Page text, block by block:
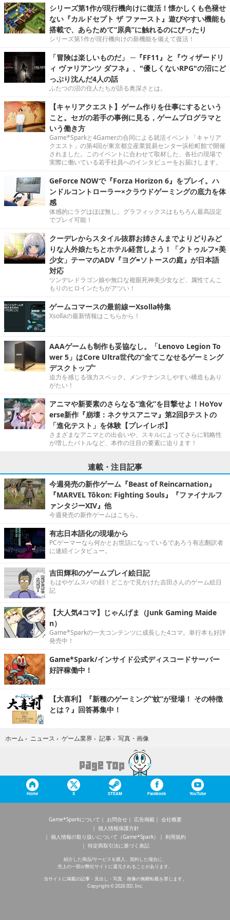
シリーズ第1作が現行機向けに復活！懐かしくも色褪せ
ない『カルドセプト ザ ファースト』遊びやすい機能も
搭載で、あらためて“原典”に触れるのにぴったり
シリーズ第1作が現行機向けの新機能を備えて復活！
「冒険は楽しいものだ」 ─『FF11』と『ウィザードリ
ィ ヴァリアンツ ダフネ』、"優しくないRPG"の沼にど
っぷり沈んだ4人の話
ふたつの沼の住人たちが語る奥深さとは。
【キャリアクエスト】ゲーム作りを仕事にするという
こと。セガの若手の事例に見る，ゲームプログラマと
いう働き方
Game*Sparkと4Gamerの合同による就活イベント「キャリア
クエスト」の第4回が東京都立産業貿易センター浜松町館で開催
されました。このイベントに合わせて取材した、各社の現場で
実際に働いている若手社員へのインタビューをお届けします。
GeForce NOWで『Forza Horizon 6』をプレイ。ハ
ンドルコントローラー×クラウドゲーミングの底力を体
感
体感的にラグはほぼ無し。グラフィックスはもちろん最高設定
でプレイ可能！
クーデレからスタイル抜群お姉さんまでよりどりみど
りな人外娘たちとホテル経営しよう！「クトゥルフ×美
少女」テーマのADV『ヨグ=ソトースの庭』が日本語
対応
ツンデレドラゴン娘や無口な複眼死神美少女など、属性てんこ
もりのヒロインたちがアツい！
ゲームコマースの最前線ーXsolla特集
Xsollaの最新情報はこちらから！
AAAゲームも制作も妥協なし。「Lenovo Legion To
wer 5」はCore Ultra世代の“全てこなせるゲーミング
デスクトップ”
迫力を感じる強力スペック。メンテナンスしやすい構造もあり
がたい！
アニマや新要素のさらなる“進化”を目撃せよ！HoYov
erse新作『崩壊：ネクサスアニマ』第2回βテストの
「進化テスト」を体験【プレイレポ】
さまざまなアニマとの出会いや、スキルによってさらに戦略性
が増したバトルなど、本作の注目の要素に迫ります！
連載・注目記事
今週発売の新作ゲーム『Beast of Reincarnation』
『MARVEL Tōkon: Fighting Souls』『ファイナルフ
ァンタジーXIV』他
今週発売の新作ゲームはこちら。
有志日本語化の現場から
PCゲーマーなら何かとお世話になっているであろう有志翻訳者
に連続インタビュー。
吉田輝和のゲームプレイ絵日記
もはやゲムスパの顔！どこかで見かけた吉田さんのゲーム絵日
記
【大人気4コマ】じゃんげま（Junk Gaming Maide
n）
Game*Sparkの一大コンテンツに成長した4コマ。単行本も好評
発売中！
Game*Spark/インサイド公式ディスコードサーバー
好評稼働中！
【大喜利】『新種のゲーミング“蚊”が登場！ その特徴
とは？』回答募集中！
ホーム › ニュース › ゲーム業界 › 記事 › 写真・画像
Home X STEAM Facebook YouTube
Game*Sparkについて お問合せ 広告掲載
会社概要
個人情報保護方針
個人情報の取り扱いについて（Game*Spark）
利用規約
特定商取引法に基づく表記
紹介した商品/サービスを購入、契約した場合に、
売上の一部が弊社サイトに還元されることがあります。
当サイトに掲載の記事・見出し・写真・画像の無断転載を禁じます。
Copyright © 2026 IID, Inc.